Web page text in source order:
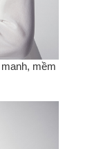
mềm